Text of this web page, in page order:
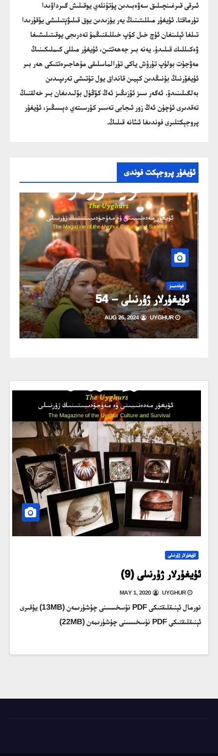
ئىرقى قىرغىنچىلىق سەۋەبىدىن پۈتۈنلەي يوقىلىش گىرداۋىدا
تۇرماقتا. ئۇيغۇر مىللىتىنىڭ يەر يۈزىدىن يوق قىلىۋېتىلىشى يۇقۇرىدا
تىلغا ئېلىنغان ئۈچ خىل كۆپ خىللىقنىڭمۇ تەدرىجى يوقىتىلىشىغا
ۋەكىللىك قىلىدۇ. يەنە بىر جەھەتتىن، ئۇيغۇر مىللى كىملىكىنىڭ
مەۋجۇت بولۇپ تۇرۇش ياكى تۇرالماسلىقى مۇھاجىرەتتىكى ھەر بىر
ئۇيغۇرنىڭ بۇنىڭدىن كېيىن قانداق يول تۇتىشى تەرىپىدىن
بەلگىلىنىدۇ. ئەگەر سىز ئۆزىڭىز ئەڭ كۆڭۈل بۆلىدىغان بىر خەلقنىڭ
تەقدىرى ئۈچۈن ئەڭ زور ئىجابى تەسىر كۆرسىتەي دېسىڭىز، ئۇيغۇر
پروجېكتلىرى فوندىغا ئىئانە قىلىڭ.
ئۇيغۇر پروجېكت فوندى
فوندىمىز
ئۇيغۇرلار ژۇرنىلى – 54
AUG 26, 2024 UYGHUR
ئۇيغۇرلار ژۇرنىلى
ئۇيغۇرلار ژۇرنىلى (9)
MAY 1, 2020 UYGHUR
نورمال ئېنىقلىقتىكى PDF نۇسخىسىنى چۈشۈرىمەن (13MB) يۇقىرى
ئېنىقلىقتىكى PDF نۇسخىسىنى چۈشۈرىمەن (22MB)